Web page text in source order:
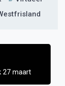
27 maart